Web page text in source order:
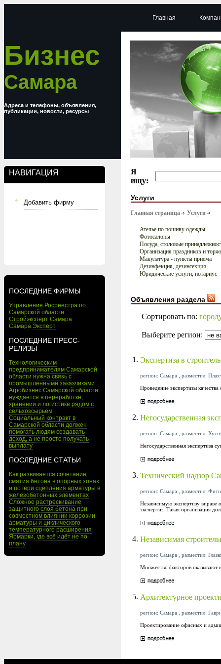
Бизнес
Самара
Адреса и телефоны, объявления,
публикации, новости, ресурсы
НАВИГАЦИЯ
Добавить фирму
ПОСЛЕДНИЕ ФИРМЫ
Управление Росреестра по
Самарской области
Стройэксперт Самара
Самара Эксперт
ПОСЛЕДНИЕ ПРЕСС-
РЕЛИЗЫ
Технологическим
предпринимателям Самарской
области нужна связь с
промышленными заказчиками
Агробизнес Самарской области
нуждается в переработке,
хранении и логистике рядом с
сельхозсырьём
Социальный контракт в
Самарской области должен
помогать людям создавать
доход, а не просто получать
выплату
ПОСЛЕДНИЕ СТАТЬИ
Как развивается сочетание
смятия бетона в опорных зонах
и потери сцепления арматуры в
железобетонных элементах
Сложное растрескивание
защитного слоя бетона при
совместном влиянии коррозии
арматуры и циклического
температурного расширения
Ярмарки, где всё идёт не по
плану
Главная
Я
ищу:
Услуги
Главная страница Услуги
Ателье по пошиву одежды
Фотосалоны
Посуда, столовые
Организация праздников и
Макулатура - пункты приема
Дезинфекция, дезинсекция
Юридические услуги, нотариус
Объявления раздела
Сортировать по:
Выберите регион:
1. Экспертиза в
регион: Самара , разместил:
Проведение экспертизы
2. Негосударственная
регион: Самара , разместил:
Негосударственная экспертиза
3. Технический надзор
регион: Самара , разместил:
Независимую экспертизу вправе
экспертиз. Такая организация
4. Независимая
регион: Самара , разместил:
Множество факторов оказывают
5. Архитектурное
регион: Самара , разместил:
Проектирование офисных и